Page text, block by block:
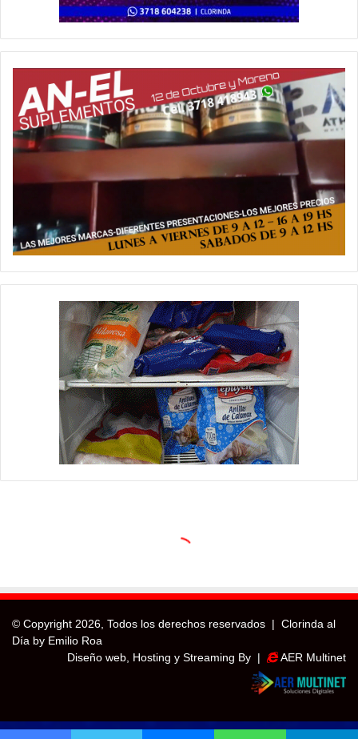
© Copyright 2026, Todos los derechos reservados | Clorinda al
Día by Emilio Roa
Diseño web, Hosting y Streaming By |
AER Multinet